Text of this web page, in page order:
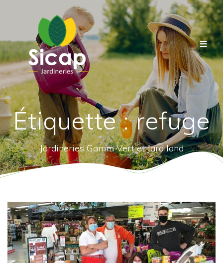
Étiquette :refuge
Jardineries Gamm Vert et Jardiland